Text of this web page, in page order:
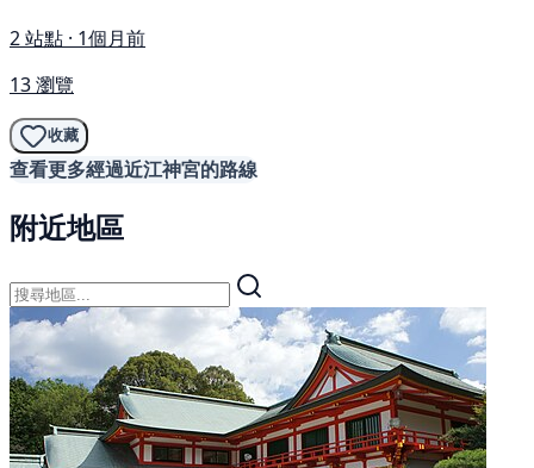
2 站點 · 1個月前
13 瀏覽
收藏
查看更多經過近江神宮的路線
附近地區